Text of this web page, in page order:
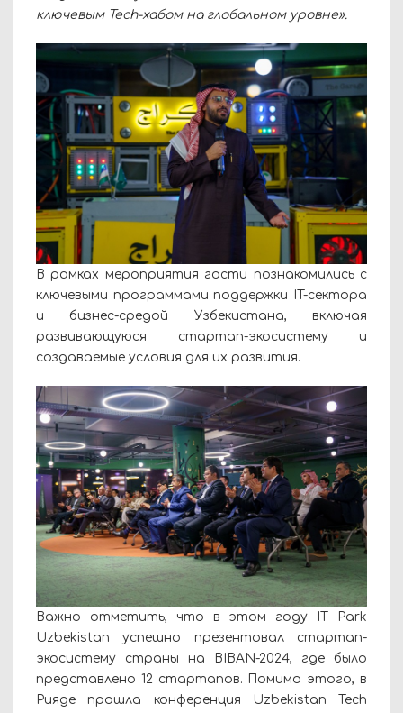
ключевым Tech-хабом на глобальном уровне».
В рамках мероприятия гости познакомились с
ключевыми программами поддержки IT-сектора
и бизнес-средой Узбекистана, включая
развивающуюся стартап-экосистему и
создаваемые условия для их развития.
Важно отметить, что в этом году IT Park
Uzbekistan успешно презентовал стартап-
экосистему страны на BIBAN-2024, где было
представлено 12 стартапов. Помимо этого, в
Рияде прошла конференция Uzbekistan Tech